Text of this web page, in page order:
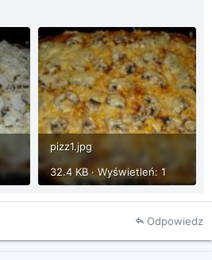
pizz1.jpg
32.4 KB · Wyświetleń: 1
Odpowiedz